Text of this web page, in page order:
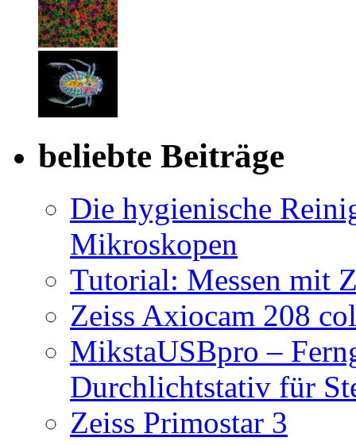
beliebte Beiträge
Die hygienische
Mikroskopen
Tutorial: Messen mit
Zeiss Axiocam 208
MikstaUSBpro –
Durchlichtstativ für
Zeiss Primostar 3